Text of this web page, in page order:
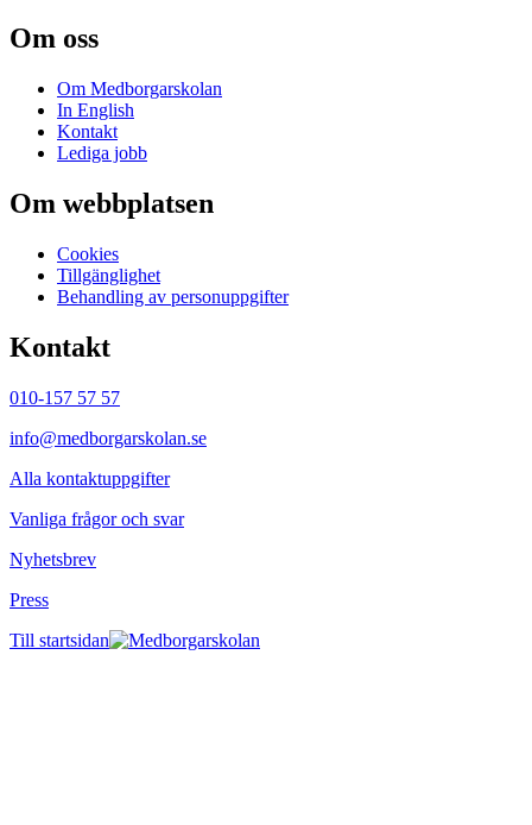
Om oss
Om Medborgarskolan
In English
Kontakt
Lediga jobb
Om webbplatsen
Cookies
Tillgänglighet
Behandling av personuppgifter
Kontakt
010-157 57 57
info@medborgarskolan.se
Alla kontaktuppgifter
Vanliga frågor och svar
Nyhetsbrev
Press
Till startsidan